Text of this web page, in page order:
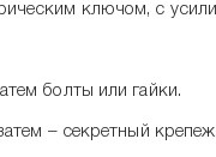
ключом, с
болты или гайки.
– секретный крепеж.